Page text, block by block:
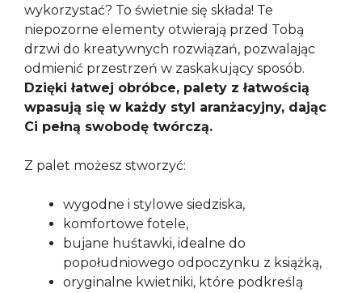
wykorzystać? To świetnie się składa! Te
niepozorne elementy otwierają przed Tobą
drzwi do kreatywnych rozwiązań, pozwalając
odmienić przestrzeń w zaskakujący sposób.
Dzięki łatwej obróbce, palety z łatwością
wpasują się w każdy styl aranżacyjny, dając
Ci pełną swobodę twórczą.
Z palet możesz stworzyć:
wygodne i stylowe siedziska,
komfortowe fotele,
bujane huśtawki, idealne do
popołudniowego odpoczynku z książką,
oryginalne kwietniki, które podkreślą